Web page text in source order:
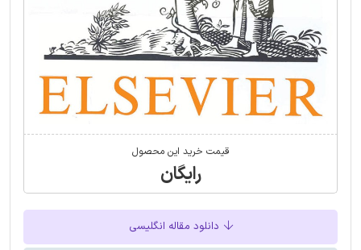
قیمت خرید این محصول
رایگان
دانلود مقاله انگلیسی